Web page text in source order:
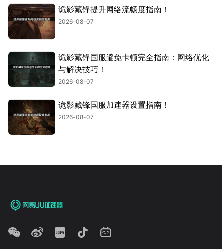
诡影藏锋提升网络流畅度指南！
2026-08-07
诡影藏锋国服避免卡顿完全指南：网络优化
与解决技巧！
2026-08-07
诡影藏锋国服加速器设置指南！
2026-08-07